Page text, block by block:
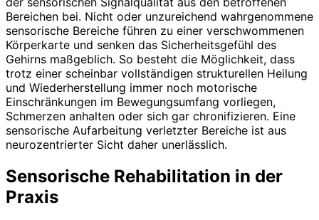
Bereichen bei. Nicht oder unzureichend wahrgenommene
sensorische Bereiche führen zu einer verschwommenen
Körperkarte und senken das Sicherheitsgefühl des
Gehirns maßgeblich. So besteht die Möglichkeit, dass
trotz einer scheinbar vollständigen strukturellen Heilung
und Wiederherstellung immer noch motorische
Einschränkungen im Bewegungsumfang vorliegen,
Schmerzen anhalten oder sich gar chronifizieren. Eine
sensorische Aufarbeitung verletzter Bereiche ist aus
neurozentrierter Sicht daher unerlässlich.
Sensorische Rehabilitation in der
Praxis